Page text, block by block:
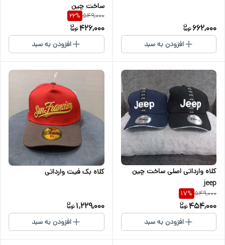
662,000
افزودن به سبد
ساخت چین
549,000
22%
426,000
افزودن به سبد
کلاه وارداتی اصلی ساخت چین
jeep
549,000
17%
454,000
افزودن به سبد
کلاه بک فیت وارداتی
1,229,000
افزودن به سبد